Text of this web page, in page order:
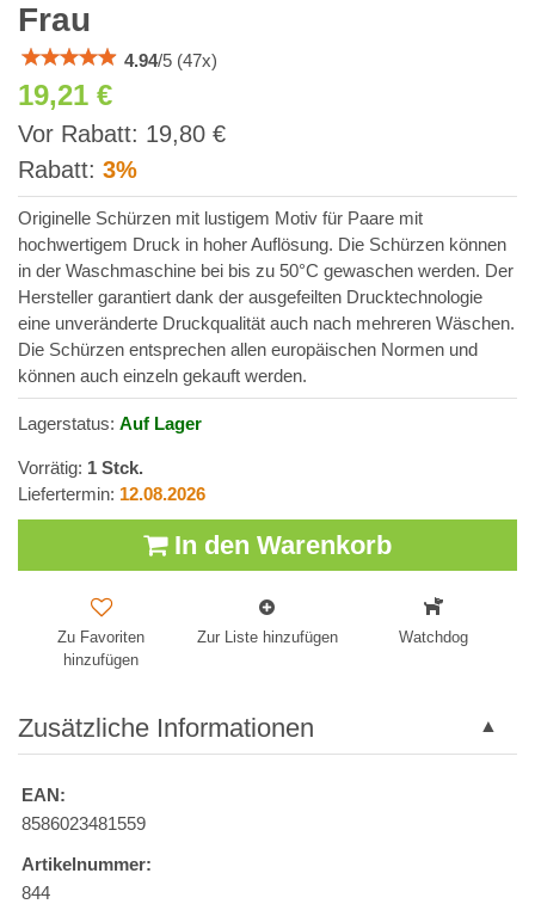
Frau
4.94/5 (47x)
19,21 €
Vor Rabatt: 19,80 €inkl
Rabatt: 3%
Originelle Schürzen mit lustigem Motiv für Paare mit
hochwertigem Druck in hoher Auflösung. Die Schürzen können
in der Waschmaschine bei bis zu 50°C gewaschen werden. Der
Hersteller garantiert dank der ausgefeilten Drucktechnologie
eine unveränderte Druckqualität auch nach mehreren Wäschen.
Die Schürzen entsprechen allen europäischen Normen und
können auch einzeln gekauft werden.
Lagerstatus: Auf Lager
Vorrätig: 1 Stck.
Liefertermin: 12.08.2026
In den Warenkorb
Zu Favoriten
hinzufügen
Zur Liste hinzufügen Watchdog
Zusätzliche Informationen
EAN:
8586023481559
Artikelnummer:
844